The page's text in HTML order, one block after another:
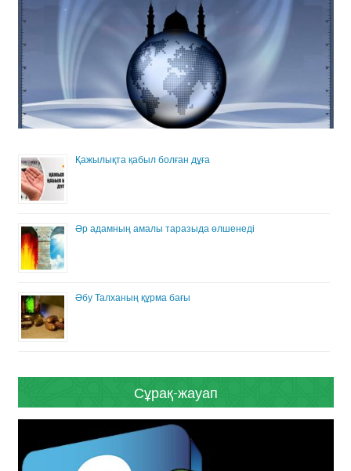
Қажылықта қабыл болған дұға
Әр адамның амалы таразыда өлшенеді
Әбу Талханың құрма бағы
Сұрақ-жауап